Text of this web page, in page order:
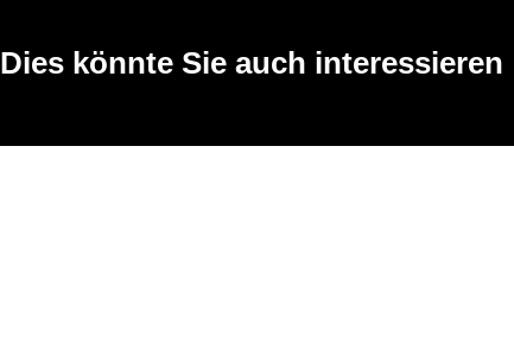
Dies könnte Sie auch interessieren